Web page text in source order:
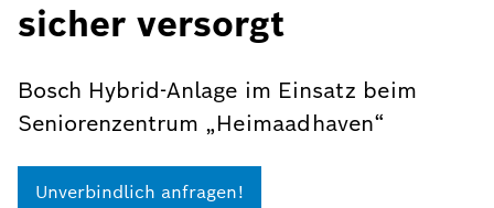
sicher versorgt
Bosch Hybrid-Anlage im Einsatz beim
Seniorenzentrum „Heimaadhaven“
Unverbindlich anfragen!